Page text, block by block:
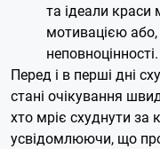
та ідеали
мотивацією
неповноцінності.
Перед і в перші дні
стані очікування
хто мріє схуднути за
усвідомлюючи, що